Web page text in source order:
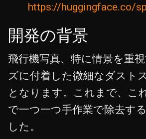
https://huggingface.co/
開発の背景
飛行機写真、特に情景を重
ズに付着した微細なダスト
となります。これまで、こ
で一つ一つ手作業で除去す
した。